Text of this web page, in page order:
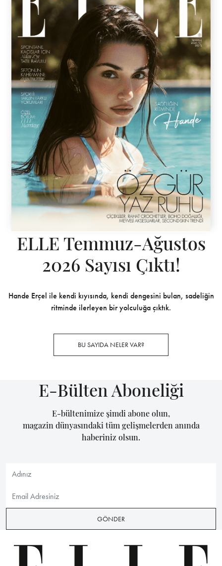
ELLE Temmuz-Ağustos
2026 Sayısı Çıktı!
Hande Erçel ile kendi kıyısında, kendi dengesini bulan, sadeliğin
ritminde ilerleyen bir yolculuğa çıktık.
BU SAYIDA NELER VAR?
E-Bülten Aboneliği
E-bültenimize şimdi abone olun,
magazin dünyasındaki tüm gelişmelerden anında
haberiniz olsun.
GÖNDER